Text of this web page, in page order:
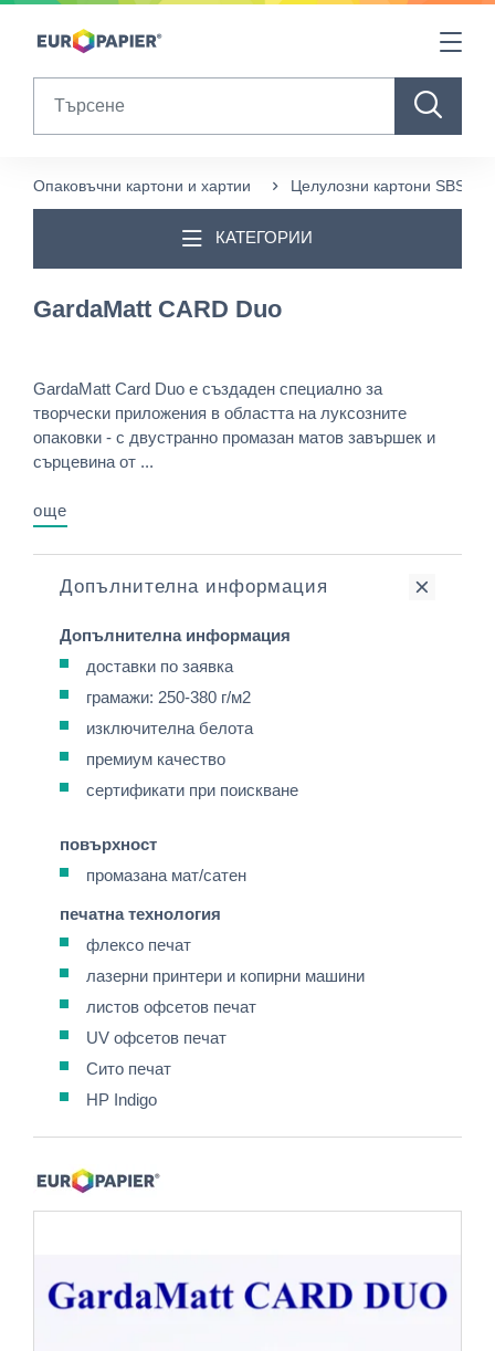
Table Of Content
Опаковъчни картони и хартии Целулозни картони SBS
КАТЕГОРИИ
GardaMatt CARD Duo
GardaMatt Card Duo е създаден специално за
творчески приложения в областта на луксозните
опаковки - с двустранно промазан матов завършек и
сърцевина от ...
още
Допълнителна информация
Допълнителна информация
доставки по заявка
грамажи: 250-380 г/м2
изключителна белота
премиум качество
сертификати при поискване
повърхност
промазана мат/сатен
печатна технология
флексо печат
лазерни принтери и копирни машини
листов офсетов печат
UV офсетов печат
Сито печат
HP Indigo